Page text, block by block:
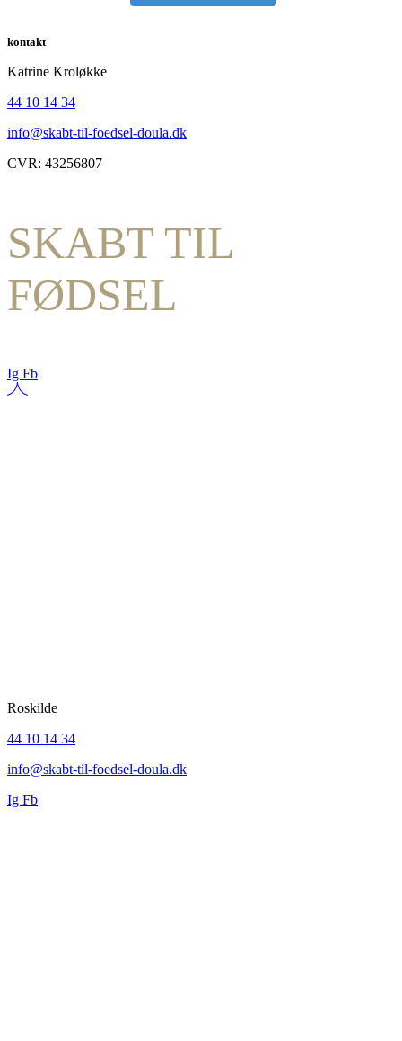
kontakt
Katrine Kroløkke
44 10 14 34
info@skabt-til-foedsel-doula.dk
CVR: 43256807
SKABT TIL
FØDSEL
Ig Fb
Roskilde
44 10 14 34
info@skabt-til-foedsel-doula.dk
Ig Fb